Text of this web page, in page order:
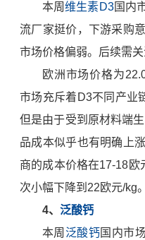
本周维生素D3国内
流厂家挺价，下游采购
市场价格偏弱。后续需关
欧洲市场价格为
市场充斥着D3不同产业
但是由于受到原材料端
品成本似乎也有明确上
商的成本价格在17-18
次小幅下降到22欧元/kg。
4、 泛酸钙
本周 泛酸钙国内市